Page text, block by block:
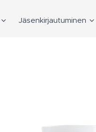
Jäsenkirjautuminen